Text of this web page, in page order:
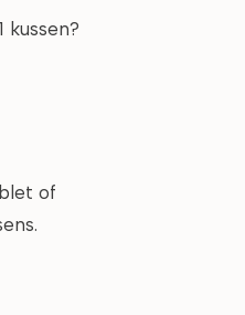
kussen?
of